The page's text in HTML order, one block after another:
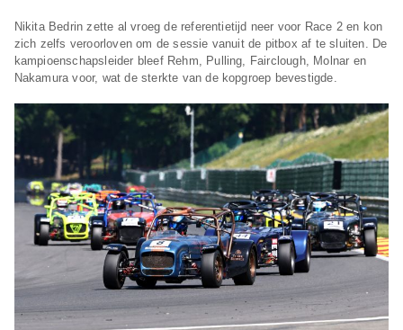
Nikita Bedrin zette al vroeg de referentietijd neer voor Race 2 en kon
zich zelfs veroorloven om de sessie vanuit de pitbox af te sluiten. De
kampioenschapsleider bleef Rehm, Pulling, Fairclough, Molnar en
Nakamura voor, wat de sterkte van de kopgroep bevestigde.